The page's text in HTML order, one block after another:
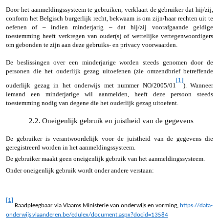
Door het aanmeldingssysteem te gebruiken, verklaart de gebruiker dat hij/zij,
conform het Belgisch burgerlijk recht, bekwaam is om zijn/haar rechten uit te
oefenen of – indien minderjarig – dat hij/zij voorafgaande geldige
toestemming heeft verkregen van ouder(s) of wettelijke vertegenwoordigers
om gebonden te zijn aan deze gebruiks- en privacy voorwaarden.
De beslissingen over een minderjarige worden steeds genomen door de
personen die het ouderlijk gezag uitoefenen (zie omzendbrief betreffende
ouderlijk gezag in het onderwijs met nummer NO/2005/01
[1]
). Wanneer
iemand een minderjarige wil aanmelden, heeft deze persoon steeds
toestemming nodig van degene die het ouderlijk gezag uitoefent.
2.2. Oneigenlijk gebruik en juistheid van de gegevens
De gebruiker is verantwoordelijk voor de juistheid van de gegevens die
geregistreerd worden in het aanmeldingssysteem.
De gebruiker maakt geen oneigenlijk gebruik van het aanmeldingssysteem.
Onder oneigenlijk gebruik wordt onder andere verstaan:
[1]
Raadpleegbaar via Vlaams Ministerie van onderwijs en vorming, https://data-
onderwijs.vlaanderen.be/edulex/document.aspx?docid=13584